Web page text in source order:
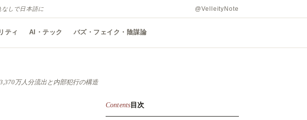
なしで日本語に @VelleityNote
ティ AI・テック バズ・フェイク・陰謀論
万人分流出と内部犯行の構造
Contents 目次